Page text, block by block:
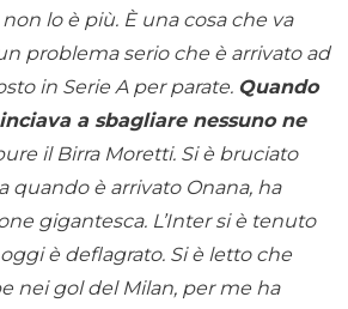
lo è più. È una cosa che va
problema serio che è arrivato ad
in Serie A per parate. Quando
a sbagliare nessuno ne
il Birra Moretti. Si è bruciato
quando è arrivato Onana, ha
gigantesca. L’Inter si è tenuto
è deflagrato. Si è letto che
nei gol del Milan, per me ha